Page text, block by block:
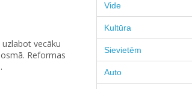
vecāku
Reformas
Vide
Kultūra
Sievietēm
Auto